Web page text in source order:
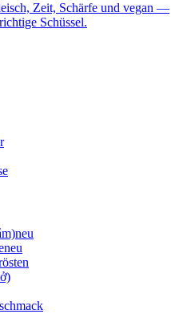
Zeit, Schärfe und vegan —
Schüssel.
neu
neu